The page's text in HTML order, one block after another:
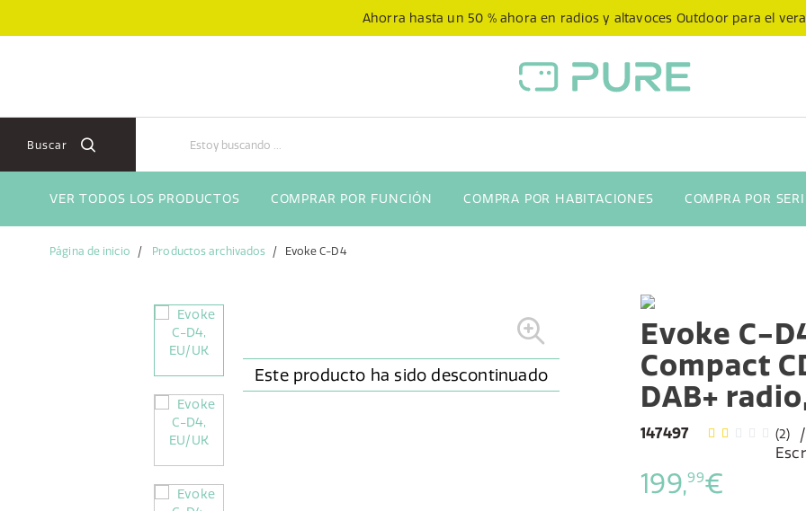
Ahorra hasta un 50 % ahora en radios y altavoces Outdoor para el
Buscar
VER TODOS LOS PRODUCTOS COMPRAR POR FUNCIÓN COMPRA POR HABITACIONES COMPRA POR
Página de inicio Productos archivados Evoke C-D4
Evoke C-
Compact
DAB+
147497 (2)
199,99€